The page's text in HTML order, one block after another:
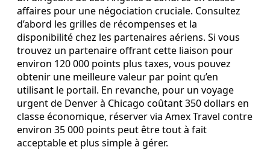
affaires pour une négociation cruciale. Consultez
d’abord les grilles de récompenses et la
disponibilité chez les partenaires aériens. Si vous
trouvez un partenaire offrant cette liaison pour
environ 120 000 points plus taxes, vous pouvez
obtenir une meilleure valeur par point qu’en
utilisant le portail. En revanche, pour un voyage
urgent de Denver à Chicago coûtant 350 dollars en
classe économique, réserver via Amex Travel contre
environ 35 000 points peut être tout à fait
acceptable et plus simple à gérer.